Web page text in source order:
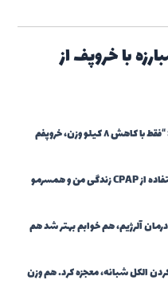
با خروپف از
“فقط با کاهش ۸ کیلو وزن، خروپفم
“استفاده از CPAP زندگی من و همسرمو
درمان آلرژیم، هم خوابم بهتر شد هم
الکل شبانه، معجزه کرد. هم وزن